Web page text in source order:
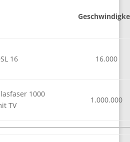
16 16.000
1000
TV
1.000.000